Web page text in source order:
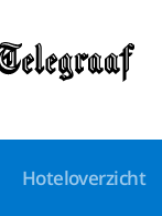
Hoteloverzicht